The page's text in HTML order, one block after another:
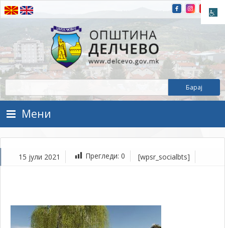
Прескокнете на содржината
Општина Делчево
Општина Делчево
Мени
15 јули 2021 Прегледи: 0 [wpsr_socialbts]